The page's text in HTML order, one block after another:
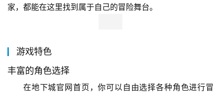
家，都能在这里找到属于自己的冒险舞台。
游戏特色
丰富的角色选择
在地下城官网首页，你可以自由选择各种角色进行冒